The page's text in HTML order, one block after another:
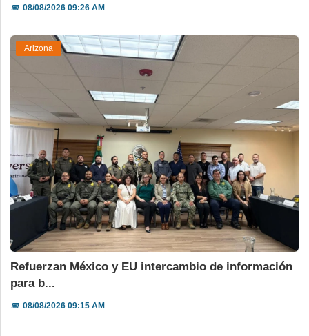
📅08/08/2026 09:26 AM
Arizona
Refuerzan México y EU intercambio de información
para b...
📅08/08/2026 09:15 AM